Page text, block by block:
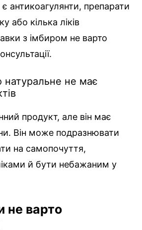
є антикоагулянти, препарати
або кілька ліків
з імбиром не варто
не має
продукт, але він має
Він може подразнювати
на самопочуття,
й бути небажаним у
не варто